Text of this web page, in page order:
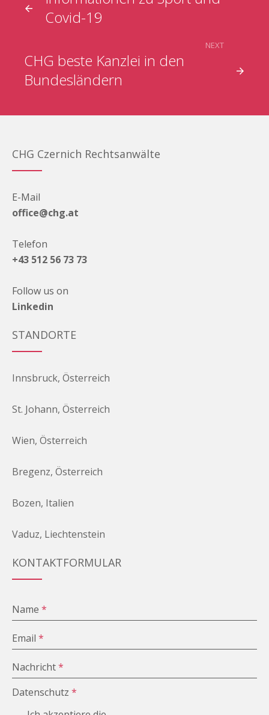
Covid-19
CHG beste Kanzlei in den
Bundesländern
NEXT
CHG Czernich Rechtsanwälte
E-Mail
office@chg.at
Telefon
+43 512 56 73 73
Follow us on
Linkedin
STANDORTE
Innsbruck, Österreich
St. Johann, Österreich
Wien, Österreich
Bregenz, Österreich
Bozen, Italien
Vaduz, Liechtenstein
KONTAKTFORMULAR
Name*
Email*
Nachricht*
Datenschutz*